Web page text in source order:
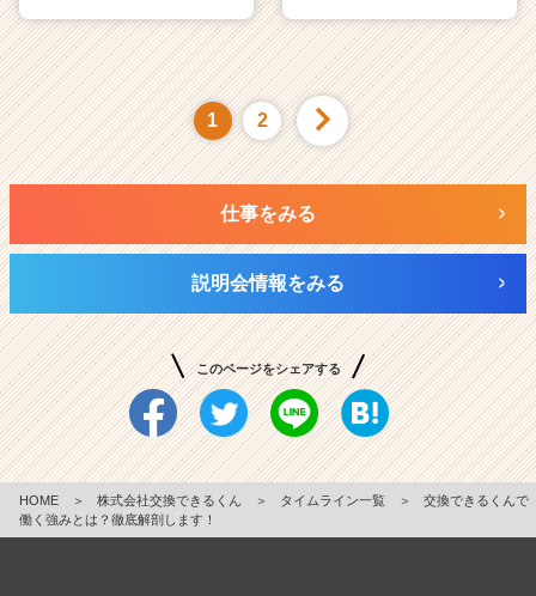
1 2
仕事をみる
説明会情報をみる
このページをシェアする
HOME ＞ 株式会社交換できるくん ＞ タイムライン一覧 ＞
交換できるくんで
働く強みとは？徹底解剖します！